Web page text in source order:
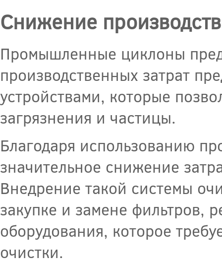
Снижение
Промышленные циклоны
производственных затрат
устройствами, которые
загрязнения и частицы.
Благодаря использованию
значительное снижение
Внедрение такой системы
закупке и замене фильтров,
оборудования, которое
очистки.